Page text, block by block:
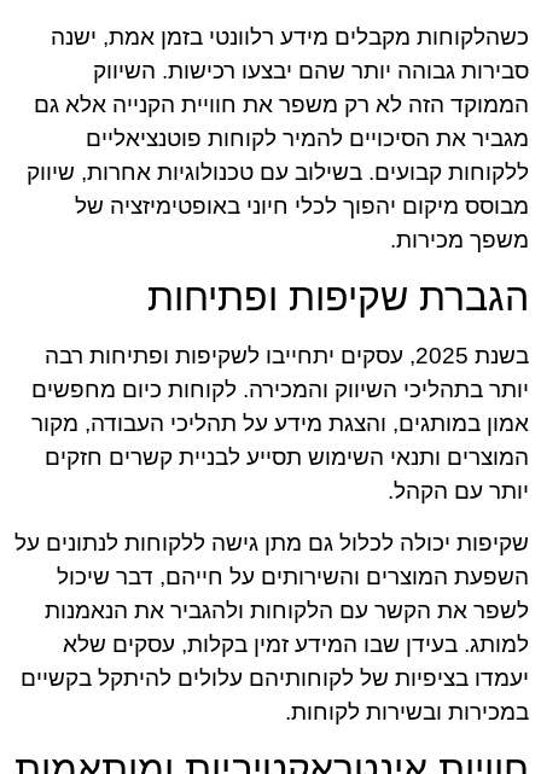
כשהלקוחות מקבלים מידע רלוונטי בזמן אמת, ישנה
סבירות גבוהה יותר שהם יבצעו רכישות. השיווק
הממוקד הזה לא רק משפר את חוויית הקנייה אלא גם
מגביר את הסיכויים להמיר לקוחות פוטנציאליים
ללקוחות קבועים. בשילוב עם טכנולוגיות אחרות, שיווק
מבוסס מיקום יהפוך לכלי חיוני באופטימיזציה של
משפך מכירות.
הגברת שקיפות ופתיחות
בשנת 2025, עסקים יתחייבו לשקיפות ופתיחות רבה
יותר בתהליכי השיווק והמכירה. לקוחות כיום מחפשים
אמון במותגים, והצגת מידע על תהליכי העבודה, מקור
המוצרים ותנאי השימוש תסייע לבניית קשרים חזקים
יותר עם הקהל.
שקיפות יכולה לכלול גם מתן גישה ללקוחות לנתונים על
השפעת המוצרים והשירותים על חייהם, דבר שיכול
לשפר את הקשר עם הלקוחות ולהגביר את הנאמנות
למותג. בעידן שבו המידע זמין בקלות, עסקים שלא
יעמדו בציפיות של לקוחותיהם עלולים להיתקל בקשיים
במכירות ובשירות לקוחות.